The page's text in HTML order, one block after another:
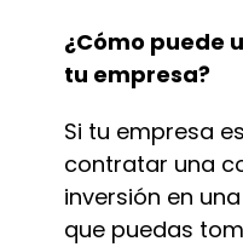
¿Cómo puede
tu empresa?
Si tu empresa
contratar una c
inversión en una
que puedas